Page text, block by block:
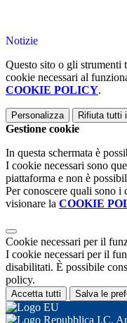
Notizie
Questo sito o gli strumenti
cookie necessari al
COOKIE POLICY.
Personalizza Rifiuta tutti
Gestione cookie
In questa schermata è
I cookie necessari sono
piattaforma e non è
Per conoscere quali sono i
visionare la COOKIE
Cookie necessari per il
I cookie necessari per il
disabilitati. È possibile
policy.
Accetta tutti Salva le
I.C.